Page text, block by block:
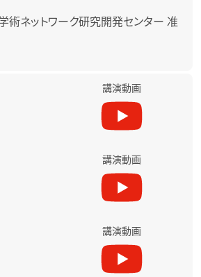
ネットワーク研究開発センター 准
講演動画
講演動画
講演動画